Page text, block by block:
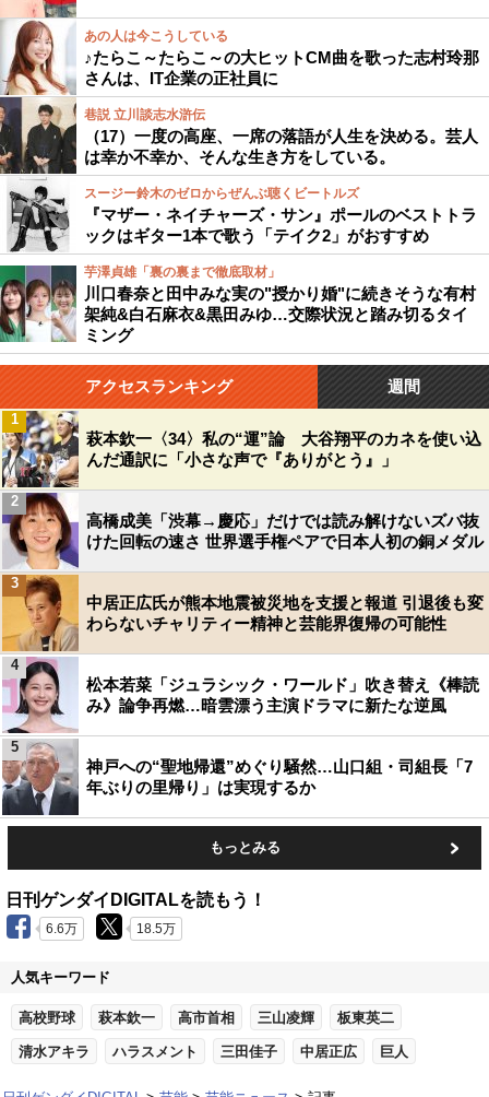
あの人は今こうしている
♪たらこ～たらこ～の大ヒットCM曲を歌った志村玲那
さんは、IT企業の正社員に
巷説 立川談志水滸伝
（17）一度の高座、一席の落語が人生を決める。芸人
は幸か不幸か、そんな生き方をしている。
スージー鈴木のゼロからぜんぶ聴くビートルズ
『マザー・ネイチャーズ・サン』ポールのベストトラ
ックはギター1本で歌う「テイク2」がおすすめ
芋澤貞雄「裏の裏まで徹底取材」
川口春奈と田中みな実の"授かり婚"に続きそうな有村
架純&白石麻衣&黒田みゆ…交際状況と踏み切るタイ
ミング
アクセスランキング 週間
萩本欽一〈34〉私の“運”論 大谷翔平のカネを使い込
んだ通訳に「小さな声で『ありがとう』」
1
高橋成美「渋幕→慶応」だけでは読み解けないズバ抜
けた回転の速さ 世界選手権ペアで日本人初の銅メダル
2
中居正広氏が熊本地震被災地を支援と報道 引退後も変
わらないチャリティー精神と芸能界復帰の可能性
3
松本若菜「ジュラシック・ワールド」吹き替え《棒読
み》論争再燃…暗雲漂う主演ドラマに新たな逆風
4
神戸への“聖地帰還”めぐり騒然…山口組・司組長「7
年ぶりの里帰り」は実現するか
5
もっとみる
日刊ゲンダイDIGITALを読もう！
6.6万 18.5万
人気キーワード
高校野球 萩本欽一 高市首相 三山凌輝 板東英二
清水アキラ ハラスメント 三田佳子 中居正広 巨人